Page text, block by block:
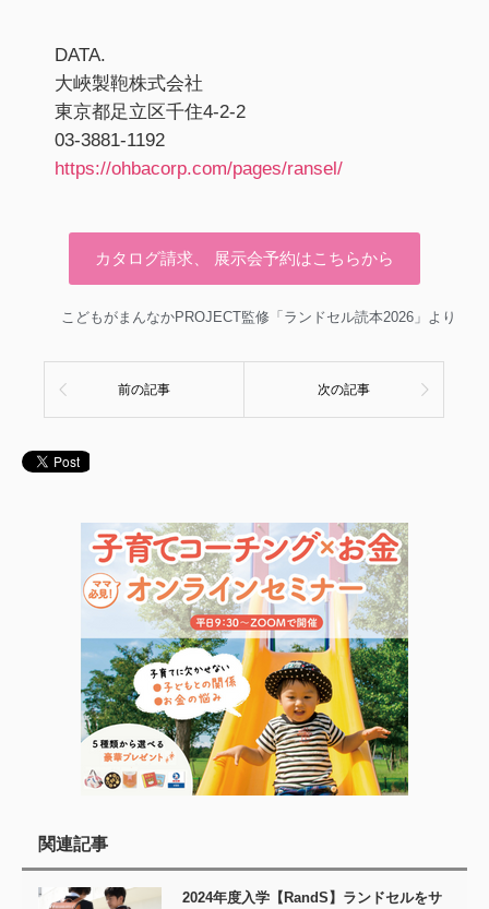
DATA.
大峽製鞄株式会社
東京都足立区千住4-2-2
03-3881-1192
https://ohbacorp.com/pages/ransel/
カタログ請求、 展示会予約はこちらから
こどもがまんなかPROJECT監修「ランドセル読本2026」より
前の記事 次の記事
関連記事
2024年度入学【RandS】ランドセルをサ